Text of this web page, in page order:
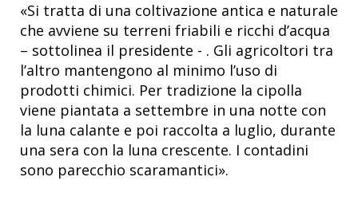
«Si tratta di una coltivazione antica e naturale
che avviene su terreni friabili e ricchi d’acqua
– sottolinea il presidente - . Gli agricoltori tra
l’altro mantengono al minimo l’uso di
prodotti chimici. Per tradizione la cipolla
viene piantata a settembre in una notte con
la luna calante e poi raccolta a luglio, durante
una sera con la luna crescente. I contadini
sono parecchio scaramantici».